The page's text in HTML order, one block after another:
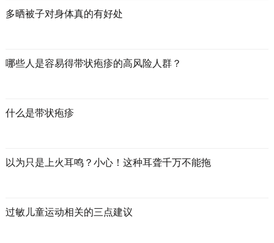
多晒被子对身体真的有好处
哪些人是容易得带状疱疹的高风险人群？
什么是带状疱疹
以为只是上火耳鸣？小心！这种耳聋千万不能拖
过敏儿童运动相关的三点建议